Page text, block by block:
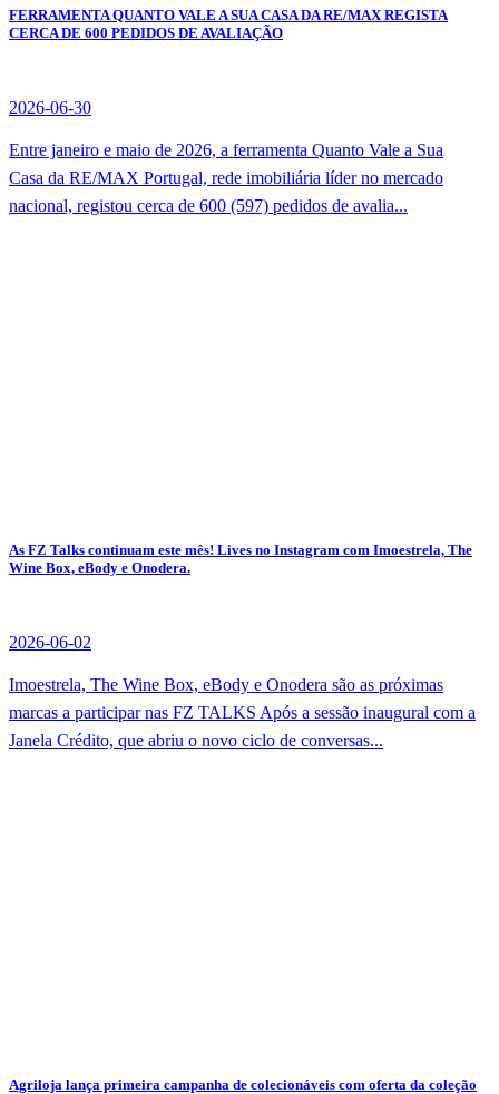
FERRAMENTA QUANTO VALE A SUA CASA DA RE/MAX REGISTA
CERCA DE 600 PEDIDOS DE AVALIAÇÃO
2026-06-30
Entre janeiro e maio de 2026, a ferramenta Quanto Vale a Sua
Casa da RE/MAX Portugal, rede imobiliária líder no mercado
nacional, registou cerca de 600 (597) pedidos de avalia...
As FZ Talks continuam este mês! Lives no Instagram com Imoestrela, The
Wine Box, eBody e Onodera.
2026-06-02
Imoestrela, The Wine Box, eBody e Onodera são as próximas
marcas a participar nas FZ TALKS Após a sessão inaugural com a
Janela Crédito, que abriu o novo ciclo de conversas...
Agriloja lança primeira campanha de colecionáveis com oferta da coleção